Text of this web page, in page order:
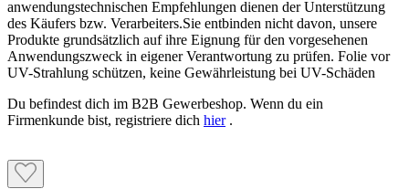
anwendungstechnischen Empfehlungen dienen der Unterstützung
des Käufers bzw. Verarbeiters.Sie entbinden nicht davon, unsere
Produkte grundsätzlich auf ihre Eignung für den vorgesehenen
Anwendungszweck in eigener Verantwortung zu prüfen. Folie vor
UV-Strahlung schützen, keine Gewährleistung bei UV-Schäden
Du befindest dich im B2B Gewerbeshop. Wenn du ein
Firmenkunde bist, registriere dich hier.